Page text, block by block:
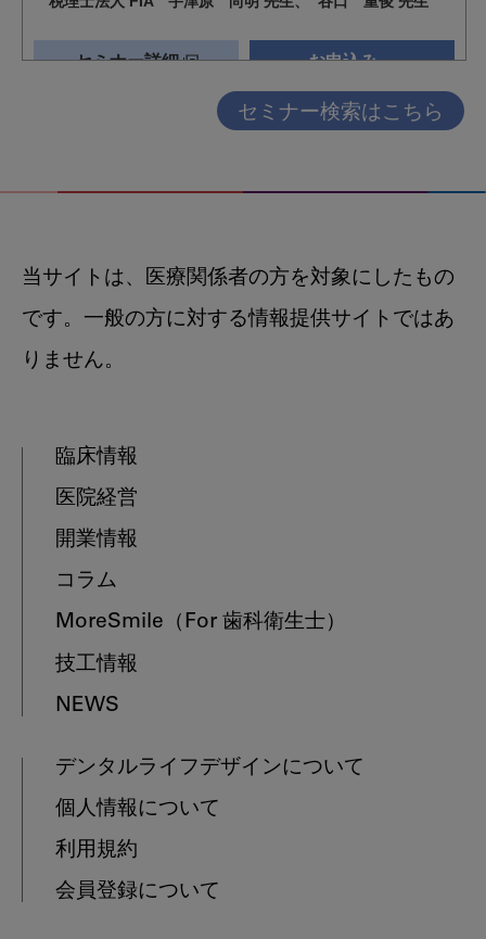
セミナー検索はこちら
当サイトは、医療関係者の方を対象にしたもの
です。一般の方に対する情報提供サイトではあ
りません。
臨床情報
医院経営
開業情報
コラム
MoreSmile （For 歯科衛生士）
技工情報
NEWS
デンタルライフデザインについて
個人情報について
利用規約
会員登録について